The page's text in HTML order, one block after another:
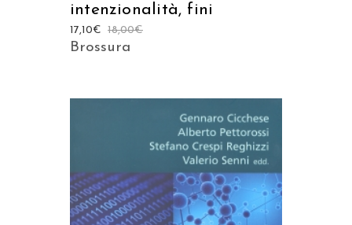
intenzionalità, fini
18,00€
17,10€
Brossura